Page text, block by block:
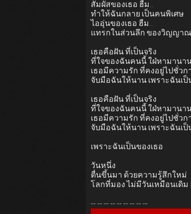
สัมผัสของเธอ ฮืม..
ทำให้ฉันกลาย เป็นคนพิเศษ
ไออุ่นของเธอ ฮืม..
แทรกในส่วนลึก ของวิญญาณ
เธอคือฝัน ที่เป็นจริง
ที่ใจของฉันคนนี้ ใฝ่หามานา
เธอมีความรัก ที่คงอยู่ไปชั่วก
จับมือฉันให้นาน เพราะฉันเป็
เธอคือฝัน ที่เป็นจริง
ที่ใจของฉันคนนี้ ใฝ่หามานา
เธอมีความรัก ที่คงอยู่ไปชั่วก
จับมือฉันให้นาน เพราะฉันเป็
เพราะฉันเป็นของเธอ
วันหนึ่ง
ตื่นขึ้นมา ด้วยความรู้สึกใหม่
โลกที่มอง ไม่มีวันเหมือนเดิม
-- -- -- -- -- -- -- -- --